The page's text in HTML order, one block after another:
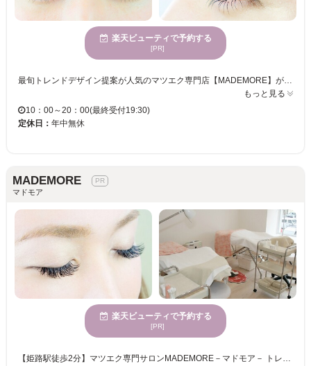
楽天ビューティで予約する
[PR]
最旬トレンドデザイン提案が人気のマツエク専門店【MADEMORE】がネイルもマツエクもできる【petite】をOPEN！！姫路駅徒歩２分と駅近で好立地♪ネイルとマツエクの同時施術も可能◎自分にぴったりの最旬トレンドデザインで目元も指先もとびっきり可愛く！ 白を基調とした清潔感ある店内は開放的で明るい日差しが心地良い空間でリラックスできます♪キープ力が自慢のマツエク☆まつ毛の状態からベストなエクステを厳選し、末長くマツエクライフを楽しめるようにご提案！！ 丁寧なカウンセリングとお客様ひとりひとりのご要望、ご希望に沿ったメニューをご提案☆自まつ毛の負担を考え安全性を重視した丁寧な施術！「初めてのまつげエクステは不安。」そんな方でもマツエクを楽しんでもらえるよう無料でパッチテスト、カウンセリングを受けているので安心☆ あなたの『なりたい』を表現できる♪初めての方も気軽に足を運んでみて☆
もっと見る
10：00～20：00(最終受付19:30)
定休日： 年中無休
MADEMORE
マドモア
楽天ビューティで予約する
[PR]
【姫路駅徒歩2分】マツエク専門サロンMADEMORE－マドモア－ トレンドデザインを取り入れ流行のナチュラルな垂れ目までアレンジ自由自在♪デザイン料込み☆わがまま選択OK♪最高級純国産"プレミアムダイヤモンドセーブル"を使用ししなやかで上品な仕上がりに。 一重、奥二重の方も可愛くなれる特殊カールもご用意してます★特殊カールを使用し、パッチリ大きい印象の目元が叶う☆年齢が出やすいまぶたもハッキリとした目元の印象へ！お悩み目元も任せられる高技術サロンで可愛く,美しく…理想の目元へ★ リペアMENUもお得で、付けてから14日～30日以内にリペアをしていつもキレイな状態をキープ！ナチュラルなまつ毛,モテ可愛い目元はメンテナスが大切です♪ 新規様付替オフ無料!!☆合コン,イベント前にも◎自まつ毛の負担を考え安全性を重視した丁寧な美容資格保持のプロアイリストによる施術。純国産グルー&最高級プレミアムセーブル使用!!最旬トレンドデザインもお任せ♪ お友達と一緒に施術OK♪白を基調とした店内でゆったりとした時間をお過ごし下さい。